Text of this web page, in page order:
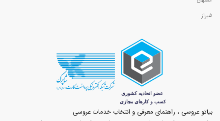
شیراز
بیاتو عروسی ، راهنمای معرفی و انتخاب خدمات عروسی